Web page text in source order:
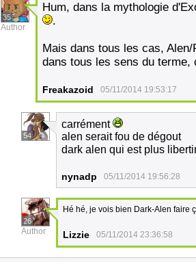
35
Author
Hum, dans la mythologie
.
Mais dans tous les cas,
dans tous les sens du terme,
Freakazoid 05/11/2014 19:53:17
54
carrément
alen serait fou de dégout
dark alen qui est plus
nynadp 05/11/2014 19:56:28
26
Author
Hé hé, je vois bien Dark-Alen faire
Lizzie 05/11/2014 23:36:58